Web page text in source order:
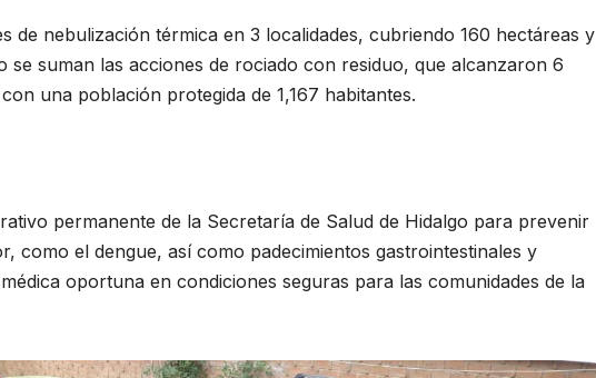
de nebulización térmica en 3 localidades, cubriendo 160 hectáreas y
se suman las acciones de rociado con residuo, que alcanzaron 6
una población protegida de 1,167 habitantes.
permanente de la Secretaría de Salud de Hidalgo para prevenir
como el dengue, así como padecimientos gastrointestinales y
oportuna en condiciones seguras para las comunidades de la